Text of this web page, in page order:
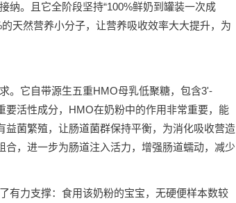
纳。且它全阶段坚持“100%鲜奶到罐装一次成
天然营养小分子，让营养吸收效率大大提升，为
。它自带源生五重HMO母乳低聚糖，包含3'-
活性成分，HMO在奶粉中的作用非常重要，能
益菌繁殖，让肠道菌群保持平衡，为消化吸收营造
，进一步为肠道注入活力，增强肠道蠕动，减少
有力支撑：食用该奶粉的宝宝，无硬便样本数较